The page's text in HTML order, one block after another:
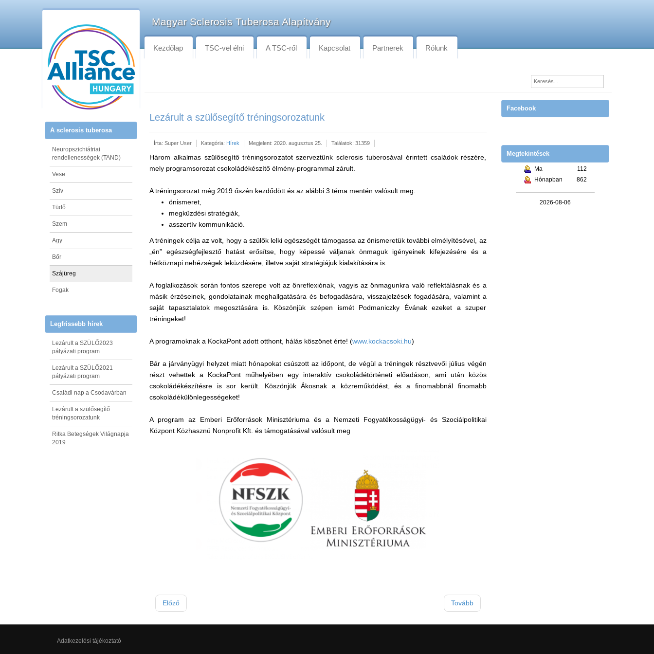
A sclerosis tuberosa
Neuropszichiátriai
rendellenességek (TAND)
Vese
Szív
Tüdő
Szem
Agy
Bőr
Szájüreg
Fogak
Legfrissebb hírek
Lezárult a SZÜLŐ2023
pályázati program
Lezárult a SZÜLŐ2021
pályázati program
Családi nap a Csodavárban
Lezárult a szülősegítő
tréningsorozatunk
Ritka Betegségek Világnapja
2019
Magyar Sclerosis Tuberosa Alapítvány
Kezdőlap TSC-vel élni A TSC-ről Kapcsolat Partnerek Rólunk
Lezárult a szülősegítő tréningsorozatunk
Írta: Super User Kategória: Hírek Megjelent: 2020. augusztus 25. Találatok: 31359
Három alkalmas szülősegítő tréningsorozatot szerveztünk sclerosis tuberosával érintett családok részére,
mely programsorozat csokoládékészítő élmény-programmal zárult.
A tréningsorozat még 2019 őszén kezdődött és az alábbi 3 téma mentén valósult meg:
önismeret,
megküzdési stratégiák,
asszertív kommunikáció.
A tréningek célja az volt, hogy a szülők lelki egészségét támogassa az önismeretük további elmélyítésével, az
„én” egészségfejlesztő hatást erősítse, hogy képessé váljanak önmaguk igényeinek kifejezésére és a
hétköznapi nehézségek leküzdésére, illetve saját stratégiájuk kialakítására is.
A foglalkozások során fontos szerepe volt az önreflexiónak, vagyis az önmagunkra való reflektálásnak és a
másik érzéseinek, gondolatainak meghallgatására és befogadására, visszajelzések fogadására, valamint a
saját tapasztalatok megosztására is. Köszönjük szépen ismét Podmaniczky Évának ezeket a szuper
tréningeket!
A programoknak a KockaPont adott otthont, hálás köszönet érte! (www.kockacsoki.hu)
Bár a járványügyi helyzet miatt hónapokat csúszott az időpont, de végül a tréningek résztvevői július végén
részt vehettek a KockaPont műhelyében egy interaktív csokoládétörténeti előadáson, ami után közös
csokoládékészítésre is sor került. Köszönjük Ákosnak a közreműködést, és a finomabbnál finomabb
csokoládékülönlegességeket!
A program az Emberi Erőforrások Minisztériuma és a Nemzeti Fogyatékosságügyi- és Szociálpolitikai
Központ Közhasznú Nonprofit Kft. és támogatásával valósult meg
Előző Tovább
Facebook
Megtekintések
Ma
112
Hónapban
862
2026-08-06
Adatkezelési tájékoztató